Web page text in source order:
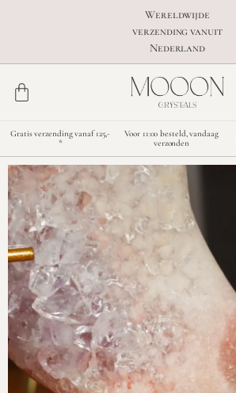
Wereldwijde
verzending vanuit
Nederland
Gratis verzending vanaf 125,-
*
Voor 11:00 besteld, vandaag
verzonden